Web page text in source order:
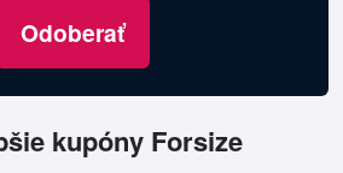
Odoberať
kupóny Forsize